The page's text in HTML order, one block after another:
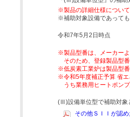
※製品の詳細仕様につい
※補助対象設備であって
令和7年5月2日時点
※製品型番は、メーカー
そのため、登録製品型
※低炭素工業炉は製品型
※令和5年度補正予算 省
うち業務用ヒートポン
(Ⅲ)設備単位型で補助対象
その他ＳＩＩが認